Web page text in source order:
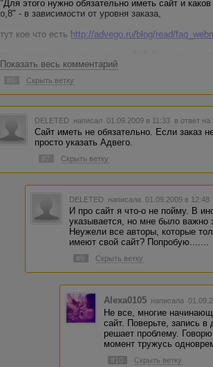
"Для этого нужно обязательно иметь сайт и
о,8" - в зависимости от уровня заказа,
тут кое что есть http://advego.ru/blog/read/
пробовать. помните авторы не телепаты и что у
яснее объясняйте суть задания заказа....
Показать весь комментарий
Скрыть ветку
DELETED написал 01.09.2009 в 11:33 в ответ на
Сайт иметь не обязательно. Если заказ
просто указать Адвего.
#7 Скрыть ветку
DELETED написала 01.09.2009 в
И про сайт я что-о не пойму. В
указывается, но мне было важно
Неужели все авторы, которые
имеют свой сайт? Попробую.......
#9 Скрыть ветку
Alexa0105 написала
Не все, многие
сайт. Поверьте, запись
решает проблему.
момент тружусь
#10 Скрыть ветку